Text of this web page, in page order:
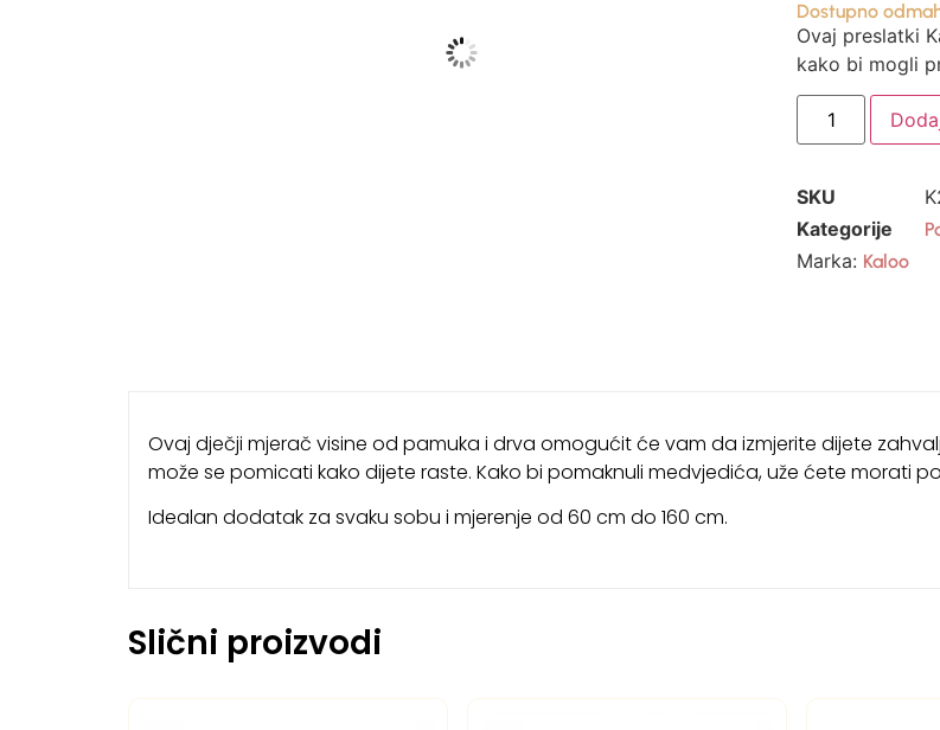
Dostupno
Ovaj preslatki
kako bi mogli
SKU
Kategorije
Marka: Kaloo
Ovaj dječji mjerač visine od pamuka i drva omogućit će vam da izmjerite dijete
može se pomicati kako dijete raste. Kako bi pomaknuli medvjedića, uže ćete morati
Idealan dodatak za svaku sobu i mjerenje od 60 cm do 160 cm.
Slični proizvodi